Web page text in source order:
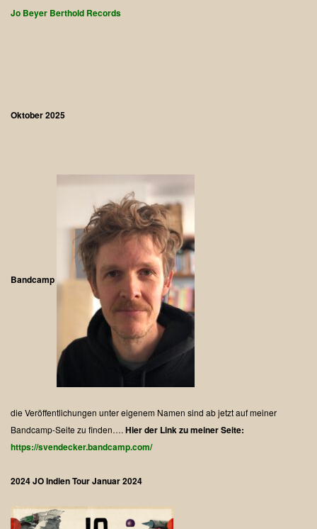
Jo Beyer Berthold Records
Oktober 2025
Bandcamp
die Veröffentlichungen unter eigenem Namen sind ab jetzt auf meiner
Bandcamp-Seite zu finden…. Hier der Link zu meiner Seite:
https://svendecker.bandcamp.com/
2024JO Indien Tour Januar 2024